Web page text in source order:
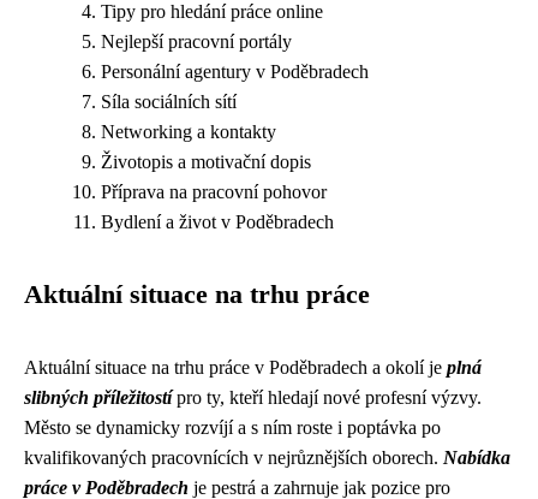
Tipy pro hledání práce online
Nejlepší pracovní portály
Personální agentury v Poděbradech
Síla sociálních sítí
Networking a kontakty
Životopis a motivační dopis
Příprava na pracovní pohovor
Bydlení a život v Poděbradech
Aktuální situace na trhu práce
Aktuální situace na trhu práce v Poděbradech a okolí je plná
slibných příležitostípro ty, kteří hledají nové profesní výzvy.
Město se dynamicky rozvíjí a s ním roste i poptávka po
kvalifikovaných pracovnících v nejrůznějších oborech. Nabídka
práce v Poděbradech je pestrá a zahrnuje jak pozice pro